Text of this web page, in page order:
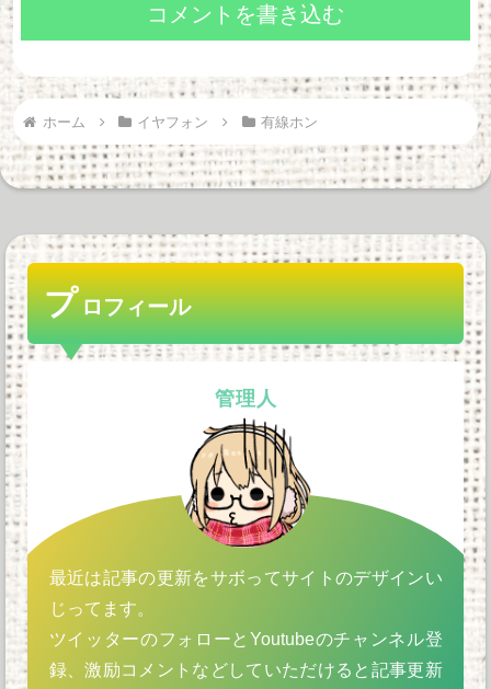
コメントを書き込む
ホーム イヤフォン 有線ホン
プロフィール
管理人
最近は記事の更新をサボってサイトのデザインい
じってます。
ツイッターのフォローとYoutubeのチャンネル登
録、激励コメントなどしていただけると記事更新